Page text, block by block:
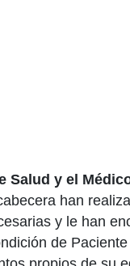
Salud y el
han
y le han
de